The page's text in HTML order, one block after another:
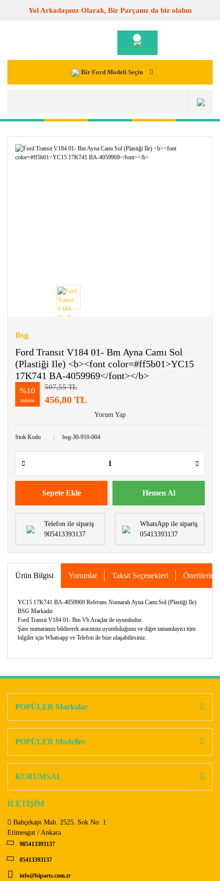
Yol Arkadaşınız Olarak, Bir Parçanız da biz olalım
Bir Ford Modeli Seçin
Bsg
Ford Transıt V184 01- Bm Ayna Camı Sol
(Plastiği Ile) <b><font color=#ff5b01>YC15
17K741 BA-4059969</font></b>
%10
indirim
507,55 TL
456,80 TL
Yorum Yap
Stok Kodu bsg-30-910-004
Sepete Ekle Hemen Al
Telefon ile sipariş
905413393137
WhatsApp ile sipariş
05413393137
Ürün Bilgisi Yorumlar Taksit Seçenekleri Önerileriniz
YC15 17K741 BA-4059969 Referans Numaralı Ayna Camı Sol (Plastiği Ile)
BSG Markadır.
Ford Transıt V184 01- Bm Vb Araçlar ile uyumludur.
Şase numaranızı bildirerek aracınıza uyumluluğunu ve diğer tamamlayıcı tüm
bilgiler için Whatsapp ve Telefon ile bize ulaşabilirsiniz.
Ürün açıklamasında eksik bilgiler bulunuyor.
Bu ürüne benzer farklı alternatifler olmalı.
POPÜLER Markalar
POPÜLER Modeller
KURUMSAL
İLETİŞİM
Bahçekapı Mah. 2525. Sok No: 1
Etimesgut / Ankara
905413393137
05413393137
info@biparts.com.tr